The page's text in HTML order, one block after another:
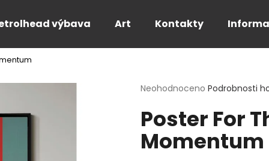
výbava Art Kontakty
Průměrné
produktu
je
0,0
Neohodnoceno Podrobnosti
Poster For
Momentum
Co potřebujete najít?
HLEDAT